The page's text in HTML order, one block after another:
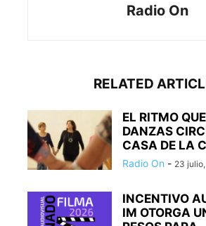
Radio On
RELATED
EL RITMO
DANZAS
CASA DE LA
Radio On - 23
INCENTIVO
IM OTORGA